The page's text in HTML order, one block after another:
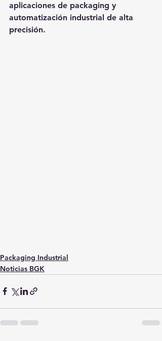
aplicaciones de packaging y
automatización industrial de alta
precisión.
Packaging Industrial
Noticias BGK